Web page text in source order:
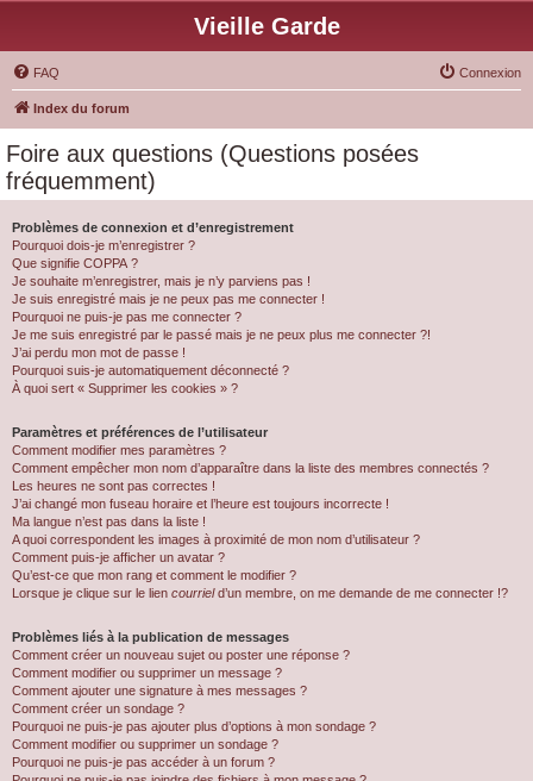
Vieille Garde
FAQ Connexion
Index du forum
Foire aux questions (Questions posées
fréquemment)
Problèmes de connexion et d’enregistrement
Pourquoi dois-je m’enregistrer ?
Que signifie COPPA ?
Je souhaite m’enregistrer, mais je n’y parviens pas !
Je suis enregistré mais je ne peux pas me connecter !
Pourquoi ne puis-je pas me connecter ?
Je me suis enregistré par le passé mais je ne peux plus me connecter ?!
J’ai perdu mon mot de passe !
Pourquoi suis-je automatiquement déconnecté ?
À quoi sert « Supprimer les cookies » ?
Paramètres et préférences de l’utilisateur
Comment modifier mes paramètres ?
Comment empêcher mon nom d’apparaître dans la liste des membres connectés ?
Les heures ne sont pas correctes !
J’ai changé mon fuseau horaire et l’heure est toujours incorrecte !
Ma langue n’est pas dans la liste !
A quoi correspondent les images à proximité de mon nom d’utilisateur ?
Comment puis-je afficher un avatar ?
Qu’est-ce que mon rang et comment le modifier ?
Lorsque je clique sur le lien courrield’un membre, on me demande de me connecter !?
Problèmes liés à la publication de messages
Comment créer un nouveau sujet ou poster une réponse ?
Comment modifier ou supprimer un message ?
Comment ajouter une signature à mes messages ?
Comment créer un sondage ?
Pourquoi ne puis-je pas ajouter plus d’options à mon sondage ?
Comment modifier ou supprimer un sondage ?
Pourquoi ne puis-je pas accéder à un forum ?